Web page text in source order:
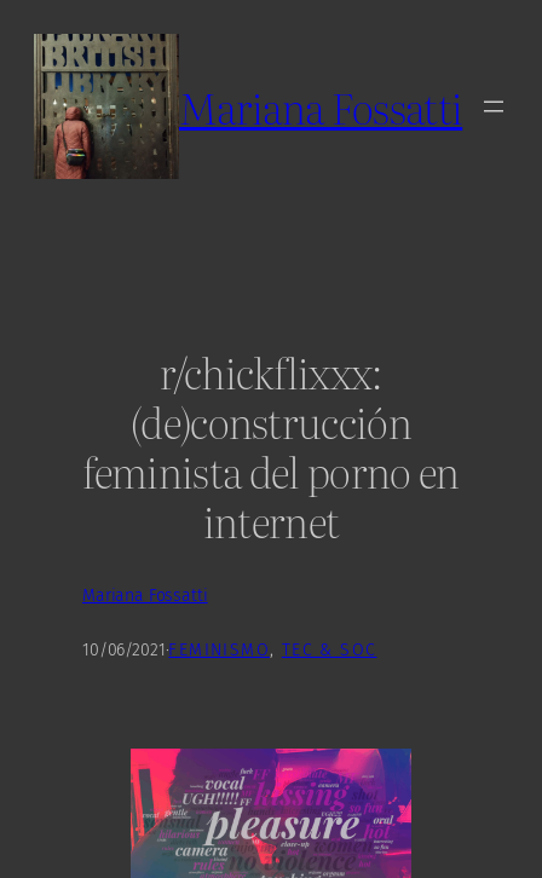
content
Mariana Fossatti
r/chickflixxx:
(de)construcción
feminista del porno en
internet
Mariana Fossatti
10/06/2021·FEMINISMO, TEC & SOC